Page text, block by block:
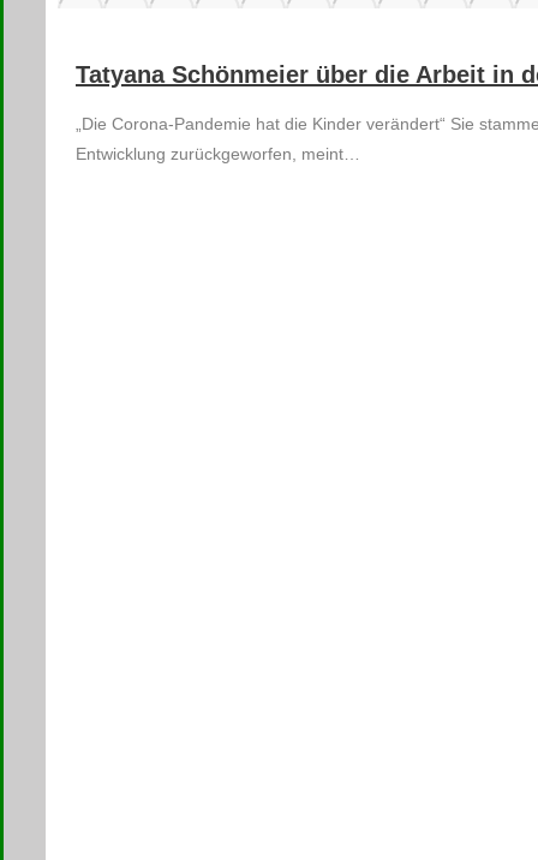
Tatyana Schönmeier über die Arbeit in
„Die Corona-Pandemie hat die Kinder verändert“ Sie
Entwicklung zurückgeworfen, meint…